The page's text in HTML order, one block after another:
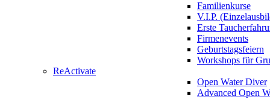
Familienkurse
V.I.P.
Erste
Firmenevents
Geburtstagsfeiern
Workshops für
ReActivate
Open Water Diver
Advanced Open